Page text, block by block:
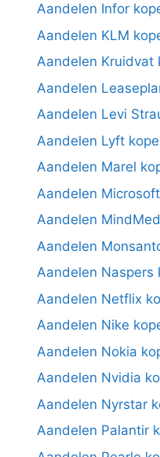
Aandelen Infor
Aandelen KLM
Aandelen Kruidvat
Aandelen
Aandelen Levi
Aandelen Lyft
Aandelen Marel
Aandelen
Aandelen
Aandelen
Aandelen Naspers
Aandelen Netflix
Aandelen Nike
Aandelen Nokia
Aandelen Nvidia
Aandelen Nyrstar
Aandelen Palantir